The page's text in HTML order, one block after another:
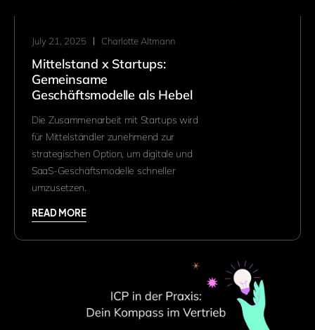
July 21, 2025 Charlotte Altmann
Mittelstand x Startups:
Gemeinsame
Geschäftsmodelle als Hebel
Die Zusammenarbeit mit Startups wird
für Mittelständler zunehmend zur
strategischen Option, um digitale und
SaaS-Geschäftsmodelle schneller
umzusetzen.
READ MORE